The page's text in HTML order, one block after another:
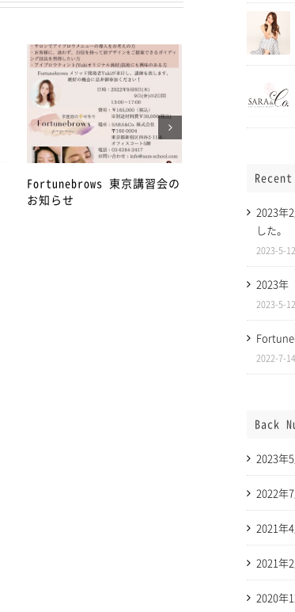
Fortunebrows 東京講習会の
お知らせ
4月27日から5月
丁目店を臨時休
2023年
した。
2023-5-12
2023年
2023-5-12
2022-7-14
Back
2023年
2022年
2021年
2021年
2020年